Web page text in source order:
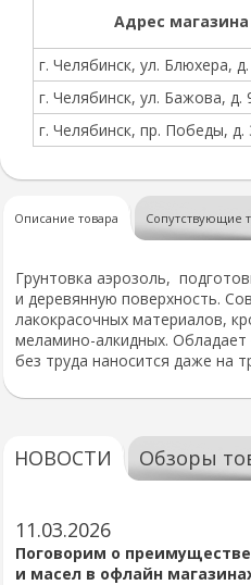
Адрес магазина
г. Челябинск, ул. Блюхера, д.
г. Челябинск, ул. Бажова, д.
г. Челябинск, пр. Победы, д.
Описание товара Сопутствующие
Грунтовка аэрозоль,
и деревянную поверхность.
лакокрасочных материалов,
меламино-алкидных.
без труда наносится даже на
НОВОСТИ Обзоры
11.03.2026
Поговорим о
и масел в офлайн